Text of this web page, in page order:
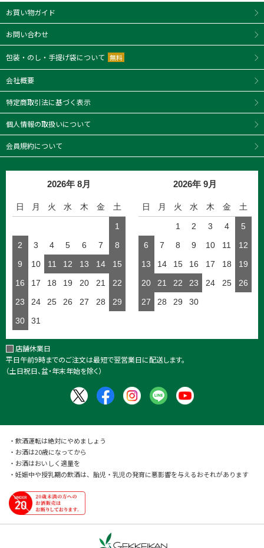
お買い物ガイド
お問い合わせ
包装・のし・手提げ袋について 無料
会社概要
特定商取引法に基づく表示
個人情報の取扱いについて
会員規約について
2026年 8月
日 月 火 水 木 金 土
1
2
3 4 5 6 7
8
9
10 11 12 13 14
15
16
17 18 19 20 21
22
23
24 25 26 27 28
29
30
31
2026年 9月
日 月 火 水 木 金 土
1 2 3 4
5
6
7 8 9 10 11
12
13
14 15 16 17 18
19
20
21 22 23 24 25
26
27
28 29 30
店舗休業日
平日午前9時までのご注文は最短で翌営業日に配送します。
（土日祝日、盆・年末年始を除く）
・飲酒運転は絶対にやめましょう
・お酒は20歳になってから
・お酒はおいしく適量を
・妊娠中や授乳期の飲酒は、胎児・乳児の発育に悪影響を与えるおそれがあります